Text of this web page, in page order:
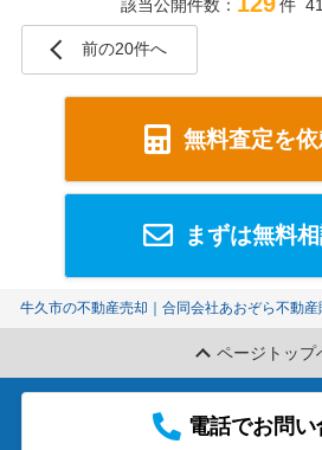
該当公開件数： 件
前の20件へ
無料査定を
まずは無料
牛久市の不動産売却｜合同会社あおぞら不動産
ページトップ
電話でお問い